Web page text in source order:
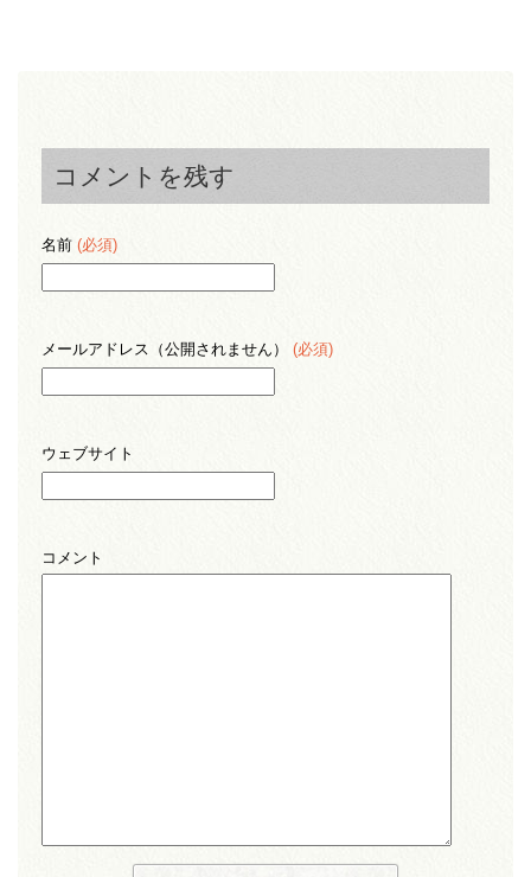
コメントを残す
名前 (必須)
メールアドレス（公開されません） (必須)
ウェブサイト
コメント